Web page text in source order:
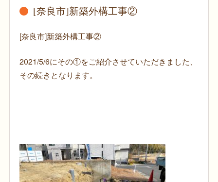
[奈良市]新築外構工事②
[奈良市]新築外構工事②
2021/5/6にその①をご紹介させていただきました、
その続きとなります。